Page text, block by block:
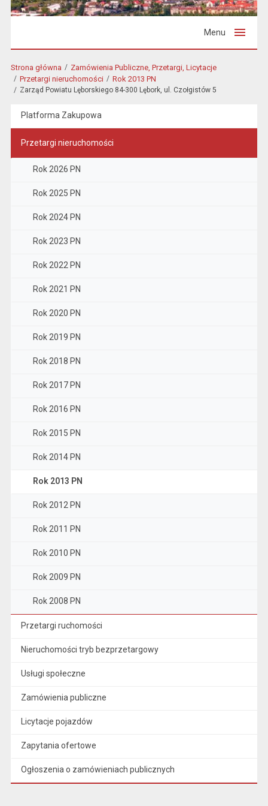
Menu
Strona główna
Zamówienia Publiczne, Przetargi, Licytacje
Przetargi nieruchomości
Rok 2013 PN
Zarząd Powiatu Lęborskiego 84-300 Lębork, ul. Czołgistów 5
Platforma Zakupowa
Przetargi nieruchomości
Rok 2026 PN
Rok 2025 PN
Rok 2024 PN
Rok 2023 PN
Rok 2022 PN
Rok 2021 PN
Rok 2020 PN
Rok 2019 PN
Rok 2018 PN
Rok 2017 PN
Rok 2016 PN
Rok 2015 PN
Rok 2014 PN
Rok 2013 PN
Rok 2012 PN
Rok 2011 PN
Rok 2010 PN
Rok 2009 PN
Rok 2008 PN
Przetargi ruchomości
Nieruchomości tryb bezprzetargowy
Usługi społeczne
Zamówienia publiczne
Licytacje pojazdów
Zapytania ofertowe
Ogłoszenia o zamówieniach publicznych